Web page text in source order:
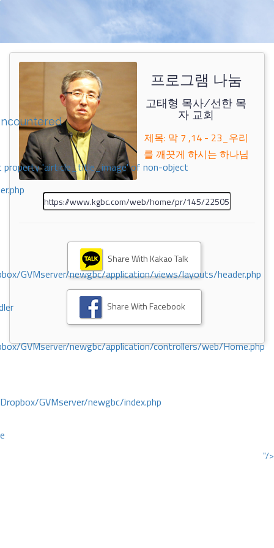
property 'airticle_title_image' of non-object
GVMserver/newgbc/application/views/layouts/header.php
GVMserver/newgbc/application/controllers/web/Home.php
GVMserver/newgbc/index.php
"/>
프로그램 나눔
고태형 목사/선한 목
자 교회
제목: 막 7 ,14 - 23_우리
를 깨끗게 하시는 하나님
Share With Kakao Talk
Share With Facebook